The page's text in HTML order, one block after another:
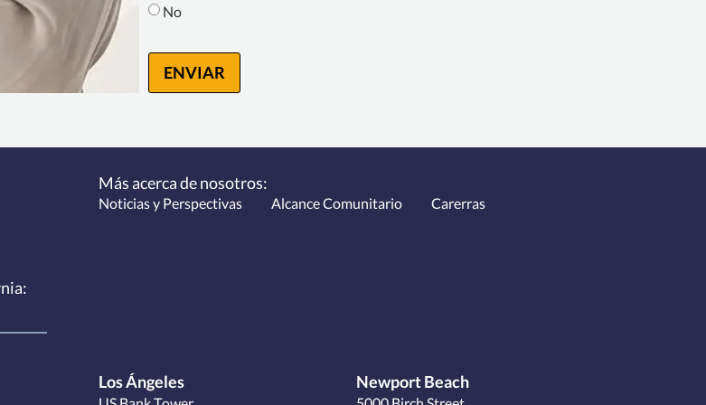
No
ENVIAR
Más acerca de nosotros:
Noticias y Perspectivas Alcance Comunitario Carerras
Los Ángeles Newport Beach